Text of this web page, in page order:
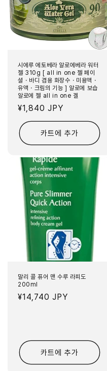
시에루 에토베라 알로에베라 워터
젤 310g [ all in one 젤 페이
셜・바디 겸용 화장수・미용액・
유액・크림의 기능 ] 알로에 보습
알로에 젤 all in one 겔
정
가
¥1,840 JPY
카트에 추가
말리 콜 퓨어 맨 수루 라피도
200ml
정
¥14,740 JPY
카트에 추가